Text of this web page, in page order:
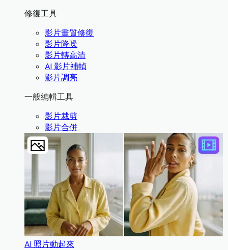
修復工具
影片畫質修復
影片降噪
影片轉高清
AI 影片補幀
影片調亮
一般編輯工具
影片裁剪
影片合併
AI 照片動起來